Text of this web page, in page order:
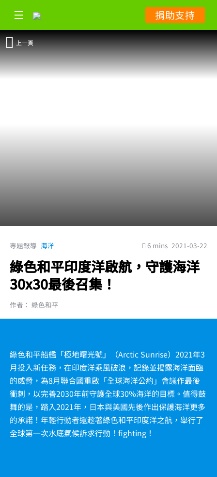
捐助支持
上一頁
專題報導 海洋 6 mins 2021-03-22
綠色和平印度洋啟航，守護海洋
30x30最後召集！
作者： 綠色和平
綠色和平船艦「極地曙光號」（Arctic Sunrise）2021年3
月投入新任務，在印度洋乘風破浪，記錄並揭露海洋面臨
的威脅，為8月聯合國重啟「全球海洋公約」會議作最後
衝刺，以完善2030年前守護全球30%海洋的目標。值得鼓
舞的是，踏入2021年，日本與美國先後作出保護海洋更多
的承諾！年輕行動者還趁著綠色和平印度洋之航，舉行了
全球第一次水底氣候訴求行動！fighting！